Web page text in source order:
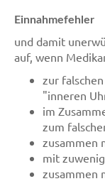
Einnahmefehler
und damit
auf, wenn
zur
"inneren
im
zum
zusammen
mit
zusammen